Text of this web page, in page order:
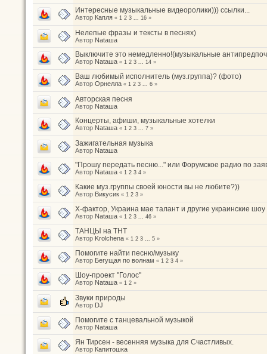
Интересные музыкальные видеоролики))) ссылки...
Автор Капля « 1 2 3 ... 16 »
Нелепые фразы и тексты в песнях)
Автор Nataшa
Выключите это немедленно!(музыкальные
Автор Nataшa « 1 2 3 ... 14 »
Ваш любимый исполнитель (муз.группа)? (фото)
Автор Орнелла « 1 2 3 ... 6 »
Авторская песня
Автор Nataшa
Концерты, афиши, музыкальные хотелки
Автор Nataшa « 1 2 3 ... 7 »
Зажигательная музыка
Автор Nataшa
"Прошу передать песню..." или Форумское радио по
Автор Nataшa « 1 2 3 4 »
Какие муз.группы своей юности вы не любите?))
Автор Викусик « 1 2 3 »
Х-фактор, Украина мае талант и другие украинские шоу
Автор Nataшa « 1 2 3 ... 46 »
ТАНЦЫ на ТНТ
Автор Krolchena « 1 2 3 ... 5 »
Помогите найти песню/музыку
Автор Бегущая по волнам « 1 2 3 4 »
Шоу-проект "Голос"
Автор Nataшa « 1 2 »
Звуки природы
Автор DJ
Помогите с танцевальной музыкой
Автор Nataшa
Ян Тирсен - весенняя музыка для Счастливых.
Автор Капитошка